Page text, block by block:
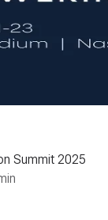
Summit 2025